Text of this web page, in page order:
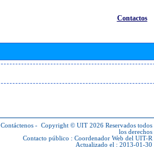
Contactos
Contáctenos - Copyright © UIT 2026 Reservados todos
los derechos
Contacto público : Coordenador Web del UIT-R
Actualizado el : 2013-01-30